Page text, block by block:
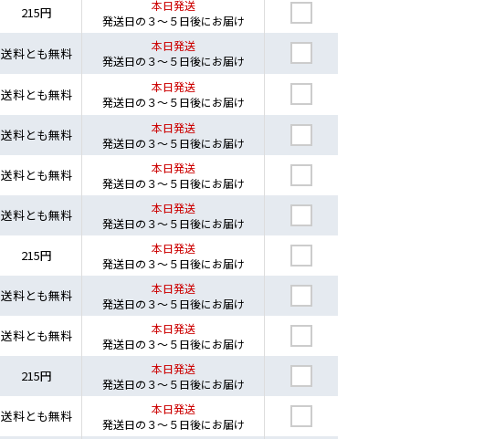
215円
本日発送
発送日の３～５日後にお届け
送料とも無料
本日発送
発送日の３～５日後にお届け
送料とも無料
本日発送
発送日の３～５日後にお届け
送料とも無料
本日発送
発送日の３～５日後にお届け
送料とも無料
本日発送
発送日の３～５日後にお届け
送料とも無料
本日発送
発送日の３～５日後にお届け
215円
本日発送
発送日の３～５日後にお届け
送料とも無料
本日発送
発送日の３～５日後にお届け
送料とも無料
本日発送
発送日の３～５日後にお届け
215円
本日発送
発送日の３～５日後にお届け
送料とも無料
本日発送
発送日の３～５日後にお届け